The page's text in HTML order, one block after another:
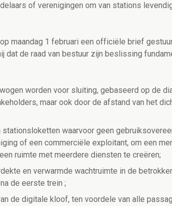
of verenigingen om van stations
maandag 1 februari een officiële brief
dat de raad van bestuur zijn beslissing
worden voor sluiting, gebaseerd op de
maar ook door de afstand van het
waarvoor geen
of een commerciële exploitant, om een
ruimte met meerdere diensten te creëren;
en verwarmde wachtruimte in de
de eerste trein ;
de digitale kloof, ten voordele van alle